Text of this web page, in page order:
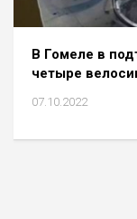
В Гомеле в
четыре
07.10.2022